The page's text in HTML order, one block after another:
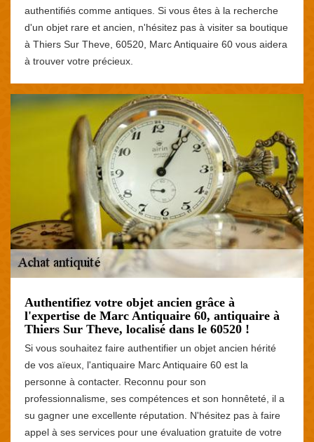
authentifiés comme antiques. Si vous êtes à la recherche
d'un objet rare et ancien, n'hésitez pas à visiter sa boutique
à Thiers Sur Theve, 60520, Marc Antiquaire 60 vous aidera
à trouver votre précieux.
Authentifiez votre objet ancien grâce à
l'expertise de Marc Antiquaire 60, antiquaire à
Thiers Sur Theve, localisé dans le 60520 !
Si vous souhaitez faire authentifier un objet ancien hérité
de vos aïeux, l'antiquaire Marc Antiquaire 60 est la
personne à contacter. Reconnu pour son
professionnalisme, ses compétences et son honnêteté, il a
su gagner une excellente réputation. N'hésitez pas à faire
appel à ses services pour une évaluation gratuite de votre